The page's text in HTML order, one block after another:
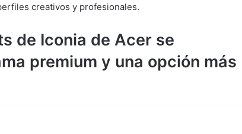
creativos y profesionales.
de Iconia de Acer se
premium y una opción más